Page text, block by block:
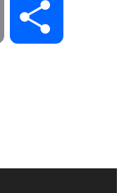
Email